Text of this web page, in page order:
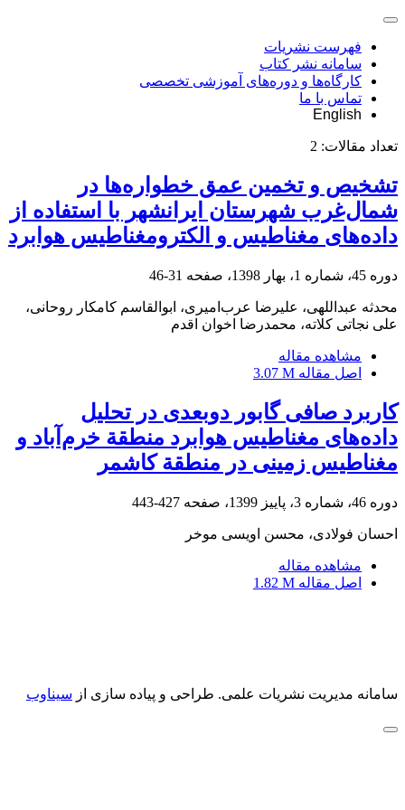
فهرست نشریات
سامانه نشر کتاب
کارگاه‌ها و دوره‌های آموزشی تخصصی
تماس با ما
English
تعداد مقالات: 2
تشخیص و تخمین عمق خطواره‌ها در
شمال‌غرب شهرستان ایرانشهر با استفاده از
داده‌های مغناطیس و الکترومغناطیس هوابرد
دوره 45، شماره 1، بهار 1398، صفحه 31-46
محدثه عبداللهی، علیرضا عرب‌امیری، ابوالقاسم کامکار روحانی،
علی نجاتی کلاته، محمدرضا اخوان اقدم
مشاهده مقاله
اصل مقاله 3.07 M
کاربرد صافی گابور دوبعدی در تحلیل
داده‌های مغناطیس هوابرد منطقة خرم‌آباد و
مغناطیس زمینی در منطقة کاشمر
دوره 46، شماره 3، پاییز 1399، صفحه 427-443
احسان فولادی، محسن اویسی موخر
مشاهده مقاله
اصل مقاله 1.82 M
سامانه مدیریت نشریات علمی. طراحی و پیاده سازی از سیناوب